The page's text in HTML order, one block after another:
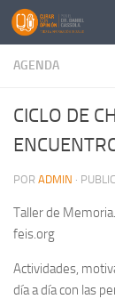
Saltar al
AGENDA
CICLO DE
POR ADMIN ·
Taller de
feis.org
Actividades,
día a día con las